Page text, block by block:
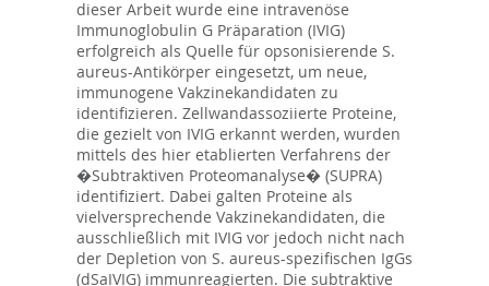
dieser Arbeit wurde eine intravenöse
Immunoglobulin G Präparation (IVIG)
erfolgreich als Quelle für opsonisierende S.
aureus-Antikörper eingesetzt, um neue,
immunogene Vakzinekandidaten zu
identifizieren. Zellwandassoziierte Proteine,
die gezielt von IVIG erkannt werden, wurden
mittels des hier etablierten Verfahrens der
�Subtraktiven Proteomanalyse� (SUPRA)
identifiziert. Dabei galten Proteine als
vielversprechende Vakzinekandidaten, die
ausschließlich mit IVIG vor jedoch nicht nach
der Depletion von S. aureus-spezifischen IgGs
(dSaIVIG) immunreagierten. Die subtraktive